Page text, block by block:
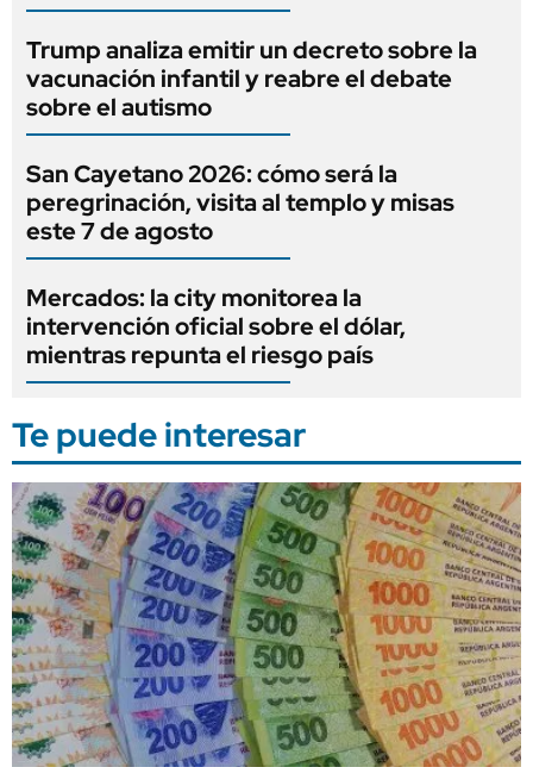
Trump analiza emitir un decreto sobre la
vacunación infantil y reabre el debate
sobre el autismo
San Cayetano 2026: cómo será la
peregrinación, visita al templo y misas
este 7 de agosto
Mercados: la city monitorea la
intervención oficial sobre el dólar,
mientras repunta el riesgo país
Te puede interesar